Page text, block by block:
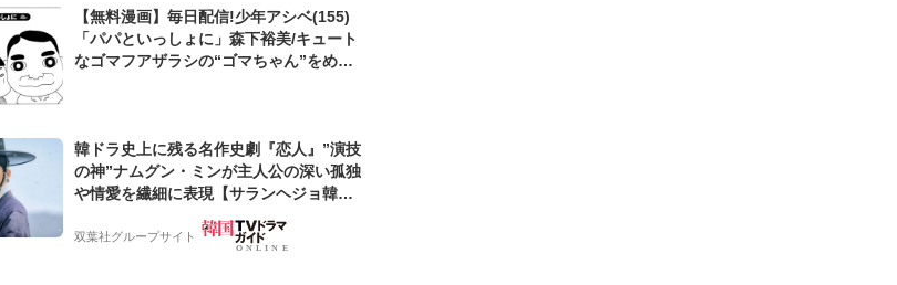
【無料漫画】毎日配信!少年アシベ(155)
「パパといっしょに」森下裕美/キュート
なゴマフアザラシの“ゴマちゃん”をめぐ
韓ドラ史上に残る名作史劇『恋人』”演技
の神”ナムグン・ミンが主人公の深い孤独
や情愛を繊細に表現【サランヘジョ韓ド
双葉社グループサイト